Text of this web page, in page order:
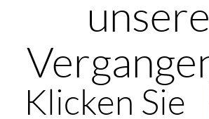
Klicken Sie